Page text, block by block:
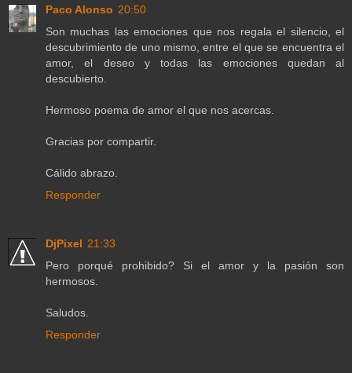
Paco Alonso 20:50
Son muchas las emociones que nos regala el silencio, el
descubrimiento de uno mismo, entre el que se encuentra el
amor, el deseo y todas las emociones quedan al
descubierto.
Hermoso poema de amor el que nos acercas.
Gracias por compartir.
Cálido abrazo.
Responder
DjPixel 21:33
Pero porqué prohibido? Si el amor y la pasión son
hermosos.
Saludos.
Responder